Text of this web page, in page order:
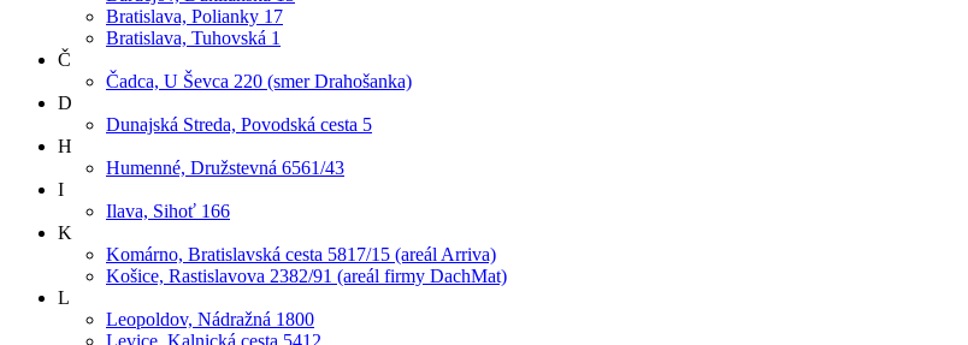
Bratislava, Polianky 17
Bratislava, Tuhovská 1
Č
Čadca, U Ševca 220 (smer Drahošanka)
D
Dunajská Streda, Povodská cesta 5
H
Humenné, Družstevná 6561/43
I
Ilava, Sihoť 166
K
Komárno, Bratislavská cesta 5817/15 (areál Arriva)
Košice, Rastislavova 2382/91 (areál firmy DachMat)
L
Leopoldov, Nádražná 1800
Levice, Kalnická cesta 5412